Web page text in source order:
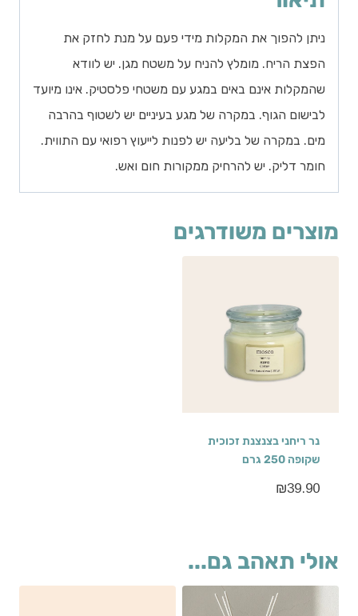
ניתן להפוך את המקלות מידי פעם על מנת לחזק את
הפצת הריח. מומלץ להניח על משטח מגן. יש לוודא
שהמקלות אינם באים במגע עם משטחי פלסטיק. אינו מיועד
לבישום הגוף. במקרה של מגע בעיניים יש לשטוף בהרבה
מים. במקרה של בליעה יש לפנות לייעוץ רפואי עם התווית.
חומר דליק. יש להרחיק ממקורות חום ואש.
מוצרים משודרגים
נר ריחני בצנצנת זכוכית
שקופה 250 גרם
₪39.90
אולי תאהב גם...